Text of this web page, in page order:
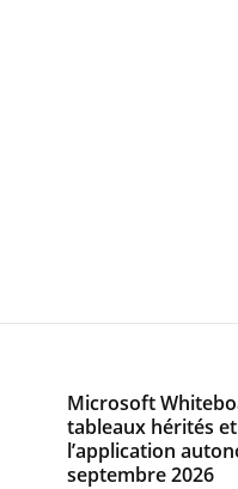
Microsoft
tableaux hérités
l’application
septembre 2026